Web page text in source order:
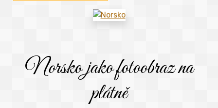
Norsko jako fotoobraz na
plátně